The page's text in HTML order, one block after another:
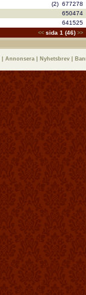
(2) 677278
650474
641525
<< sida 1 (46) >>
Annonsera Nyhetsbrev